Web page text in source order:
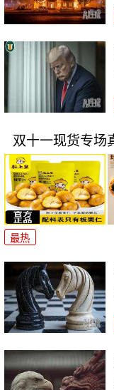
双十一现货专场
最热